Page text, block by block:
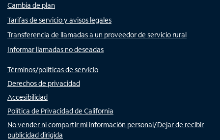
Cambia de plan
Tarifas de servicio y avisos legales
Transferencia de llamadas a un proveedor de servicio rural
Informar llamadas no deseadas
Términos/políticas de servicio
Derechos de privacidad
Accesibilidad
Política de Privacidad de California
No vender ni compartir mi información personal/Dejar de recibir
publicidad dirigida